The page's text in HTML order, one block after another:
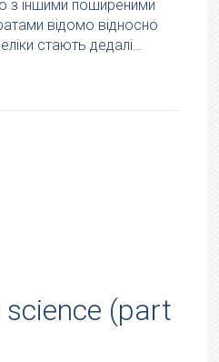
з іншими поширеними
відомо відносно
стають дедалі…
science (part